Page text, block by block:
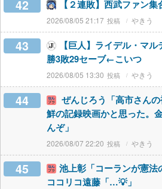
42 【２連敗】西武ファン集
2026/08/05 21:17 やきう
43
【巨人】ライデル・マ
勝3敗29セーブ←こいつ
2026/08/05 13:30 やきう
44
ぜんじろう「高市さん
鮮の記録映画かと思った。
んぞ」
2026/08/07 22:20 やきう
45
池上彰「コーランが憲法
ココリコ遠藤「…💡」